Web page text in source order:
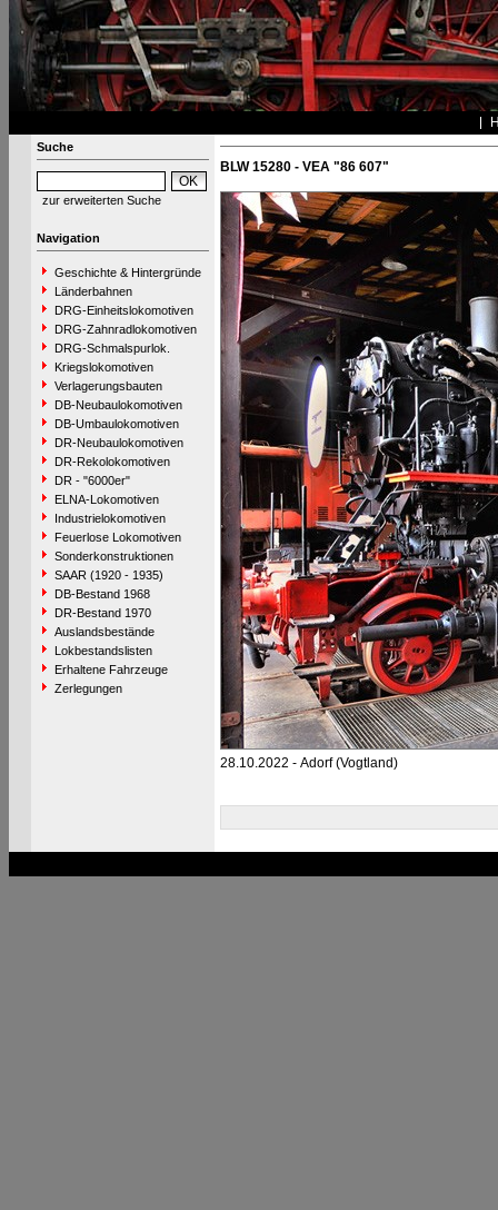
Suche
zur erweiterten Suche
Navigation
Geschichte & Hintergründe
Länderbahnen
DRG-Einheitslokomotiven
DRG-Zahnradlokomotiven
DRG-Schmalspurlok.
Kriegslokomotiven
Verlagerungsbauten
DB-Neubaulokomotiven
DB-Umbaulokomotiven
DR-Neubaulokomotiven
DR-Rekolokomotiven
DR - "6000er"
ELNA-Lokomotiven
Industrielokomotiven
Feuerlose Lokomotiven
Sonderkonstruktionen
SAAR (1920 - 1935)
DB-Bestand 1968
DR-Bestand 1970
Auslandsbestände
Lokbestandslisten
Erhaltene Fahrzeuge
Zerlegungen
BLW 15280 - VEA "86 607"
28.10.2022 - Adorf (Vogtland)